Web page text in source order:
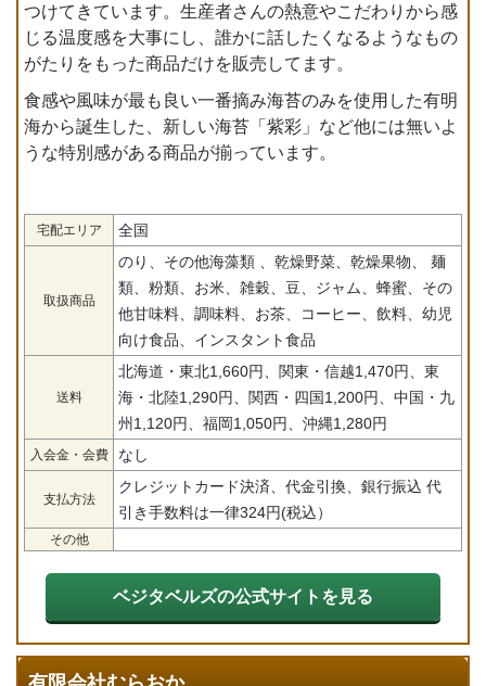
つけてきています。生産者さんの熱意やこだわりから感
じる温度感を大事にし、誰かに話したくなるようなもの
がたりをもった商品だけを販売してます。
食感や風味が最も良い一番摘み海苔のみを使用した有明
海から誕生した、新しい海苔「紫彩」など他には無いよ
うな特別感がある商品が揃っています。
宅配エリア 全国
取扱商品
のり、その他海藻類 、乾燥野菜、乾燥果物、 麺
類、粉類、お米、雑穀、豆、ジャム、蜂蜜、その
他甘味料、調味料、お茶、コーヒー、飲料、幼児
向け食品、インスタント食品
送料
北海道・東北1,660円、関東・信越1,470円、東
海・北陸1,290円、関西・四国1,200円、中国・九
州1,120円、福岡1,050円、沖縄1,280円
入会金・会費 なし
支払方法
クレジットカード決済、代金引換、銀行振込 代
引き手数料は一律324円(税込）
その他
ベジタベルズの公式サイトを見る